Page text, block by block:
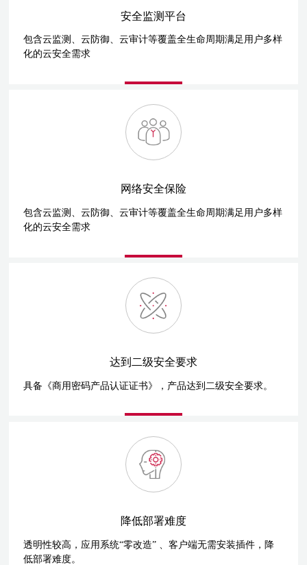
安全监测平台
包含云监测、云防御、云审计等覆盖全生命周期满足用户多样
化的云安全需求
网络安全保险
包含云监测、云防御、云审计等覆盖全生命周期满足用户多样
化的云安全需求
达到二级安全要求
具备《商用密码产品认证证书》，产品达到二级安全要求。
降低部署难度
透明性较高，应用系统“零改造” 、客户端无需安装插件，降
低部署难度。